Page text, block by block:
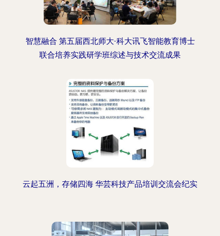
智慧融合 第五届西北师大-科大讯飞智能教育博士
联合培养实践研学班综述与技术交流成果
云起五洲，存储四海 华芸科技产品培训交流会纪实